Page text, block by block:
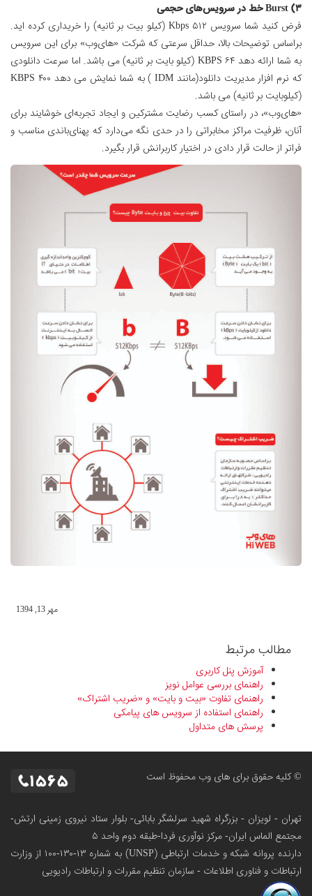
۳) Burst خط در سرویس‌های حجمی
فرض کنید شما سرویس ۵۱۲ Kbps (کیلو بیت بر ثانیه) را خریداری کرده اید.
براساس توضیحات بالا، حداقل سرعتی که شرکت «های‌وب» برای این سرویس
به شما ارائه دهد ۶۴ KBPS (کیلو بایت بر ثانیه) می باشد. اما سرعت دانلودی
که نرم افزار مدیریت دانلود(مانند IDM ) به شما نمایش می دهد ۴۰۰ KBPS
(کیلوبایت بر ثانیه) می باشد.
«های‌وب»، در راستای کسب رضایت مشترکین و ایجاد تجربه‌ای خوشایند برای
آنان، ظرفیت مراکز مخابراتی را در حدی نگه می‌دارد که پهنای‌باندی مناسب و
فراتر از حالت قرار دادی در اختیار کاربرانش قرار بگیرد.
مهر 13, 1394
مطالب مرتبط
آموزش پنل کاربری
راهنمای بررسی عوامل نویز
راهنمای تفاوت «بیت و بایت» و «ضریب اشتراک»
راهنمای استفاده از سرویس های پیامکی
پرسش های متداول
© کلیه حقوق برای های وب محفوظ است
تهران - لویزان - بزرگراه شهید سرلشگر بابائی- بلوار ستاد نیروی زمینی ارتش-
مجتمع الماس ایران- مرکز نوآوری فردا-طبقه دوم واحد ۵
دارنده پروانه شبکه و خدمات ارتباطی (UNSP) به شماره ۱۳-۱۳۰-۱۰۰
از وزارت
ارتباطات و فناوری اطلاعات - سازمان تنظیم مقررات و ارتباطات رادیویی